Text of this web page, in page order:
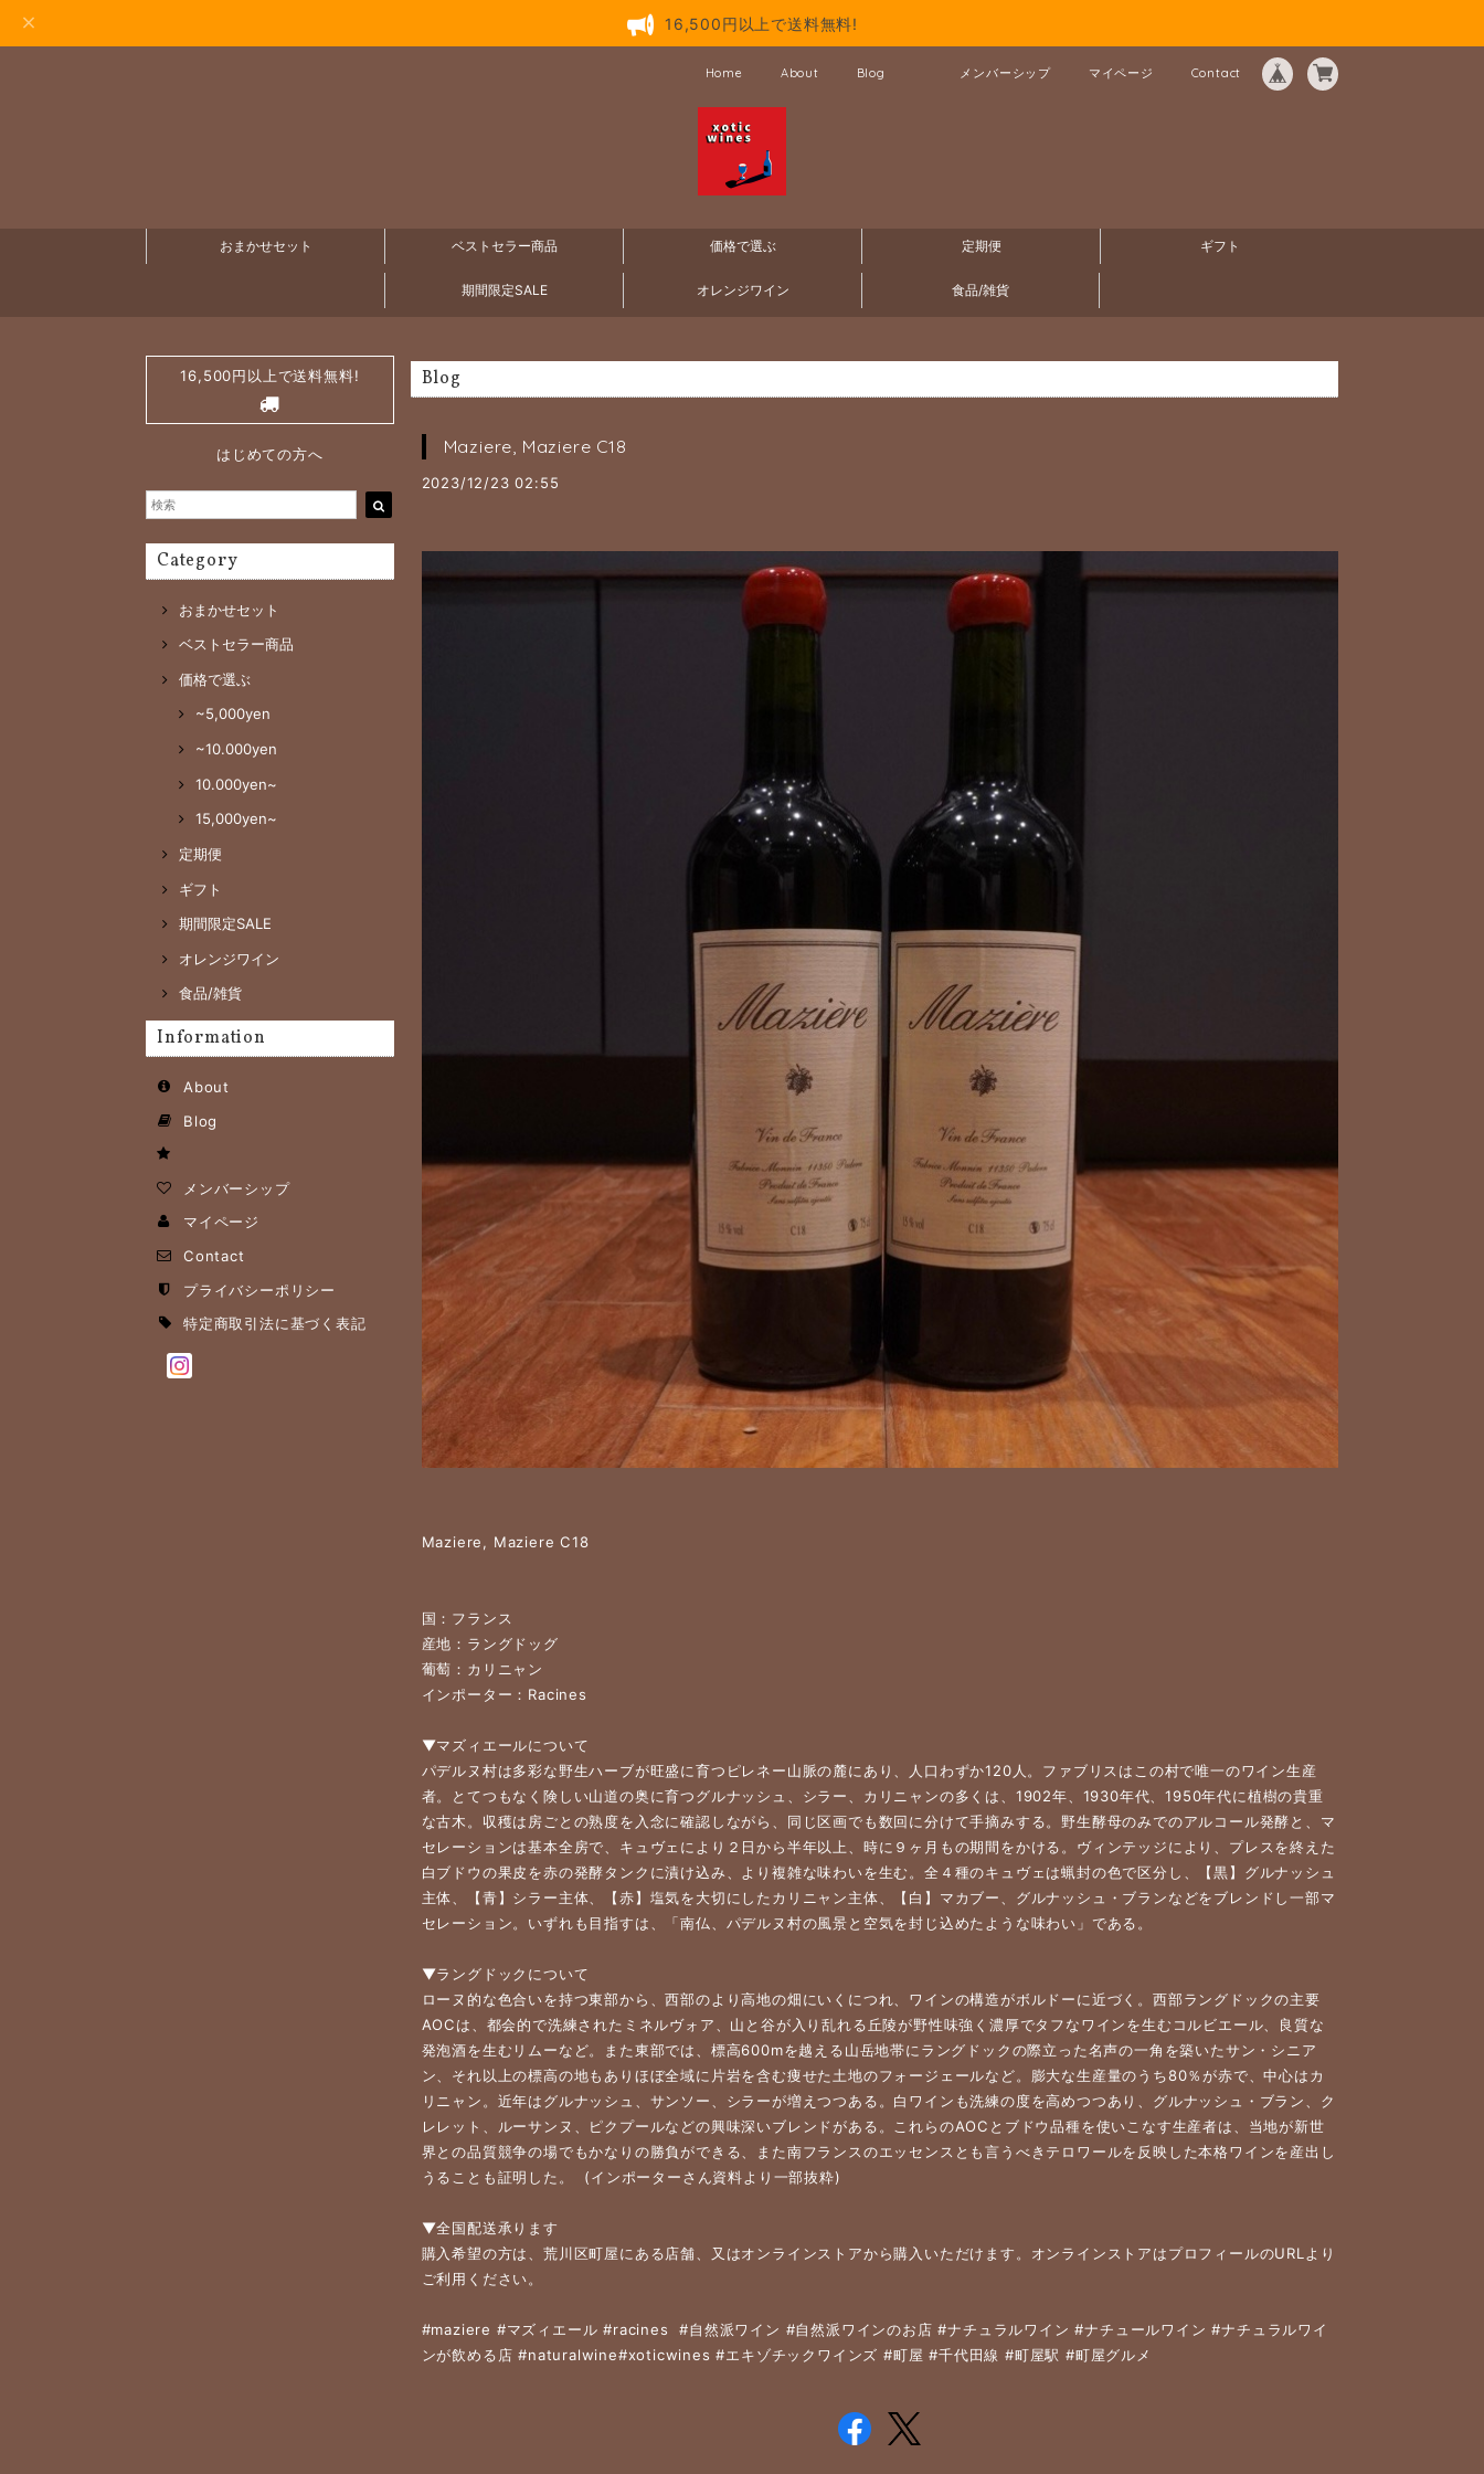
16,500円以上で送料無料!
Home About Blog メンバーシップ マイページ Contact
おまかせセット ベストセラー商品 価格で選ぶ 定期便 ギフト
期間限定SALE オレンジワイン 食品/雑貨
16,500円以上で送料無料!
はじめての方へ
Category
おまかせセット
ベストセラー商品
価格で選ぶ
~5,000yen
~10.000yen
10.000yen~
15,000yen~
定期便
ギフト
期間限定SALE
オレンジワイン
食品/雑貨
Information
About
Blog
メンバーシップ
マイページ
Contact
プライバシーポリシー
特定商取引法に基づく表記
Blog
Maziere, Maziere C18
2023/12/23 02:55
Maziere, Maziere C18
国：フランス
産地：ラングドッグ
葡萄：カリニャン
インポーター：Racines
▼マズィエールについて
パデルヌ村は多彩な野生ハーブが旺盛に育つピレネー山脈の麓にあり、人口わずか120人。ファブリスはこの村で唯一のワイン生産
者。とてつもなく険しい山道の奥に育つグルナッシュ、シラー、カリニャンの多くは、1902年、1930年代、1950年代に植樹の貴重
な古木。収穫は房ごとの熟度を入念に確認しながら、同じ区画でも数回に分けて手摘みする。野生酵母のみでのアルコール発酵と、マ
セレーションは基本全房で、キュヴェにより２日から半年以上、時に９ヶ月もの期間をかける。ヴィンテッジにより、プレスを終えた
白ブドウの果皮を赤の発酵タンクに漬け込み、より複雑な味わいを生む。全４種のキュヴェは蝋封の色で区分し、【黒】グルナッシュ
主体、【青】シラー主体、【赤】塩気を大切にしたカリニャン主体、【白】マカブー、グルナッシュ・ブランなどをブレンドし一部マ
セレーション。いずれも目指すは、「南仏、パデルヌ村の風景と空気を封じ込めたような味わい」である。
▼ラングドックについて
ローヌ的な色合いを持つ東部から、西部のより高地の畑にいくにつれ、ワインの構造がボルドーに近づく。西部ラングドックの主要
AOCは、都会的で洗練されたミネルヴォア、山と谷が入り乱れる丘陵が野性味強く濃厚でタフなワインを生むコルビエール、良質な
発泡酒を生むリムーなど。また東部では、標高600mを越える山岳地帯にラングドックの際立った名声の一角を築いたサン・シニア
ン、それ以上の標高の地もありほぼ全域に片岩を含む痩せた土地のフォージェールなど。膨大な生産量のうち80％が赤で、中心はカ
リニャン。近年はグルナッシュ、サンソー、シラーが増えつつある。白ワインも洗練の度を高めつつあり、グルナッシュ・ブラン、ク
レレット、ルーサンヌ、ピクプールなどの興味深いブレンドがある。これらのAOCとブドウ品種を使いこなす生産者は、当地が新世
界との品質競争の場でもかなりの勝負ができる、また南フランスのエッセンスとも言うべきテロワールを反映した本格ワインを産出し
うることも証明した。 (インポーターさん資料より一部抜粋)
▼全国配送承ります
購入希望の方は、荒川区町屋にある店舗、又はオンラインストアから購入いただけます。オンラインストアはプロフィールのURLより
ご利用ください。
#maziere #マズィエール #racines #自然派ワイン #自然派ワインのお店 #ナチュラルワイン #ナチュールワイン #ナチュラルワイ
ンが飲める店 #naturalwine#xoticwines #エキゾチックワインズ #町屋 #千代田線 #町屋駅 #町屋グルメ